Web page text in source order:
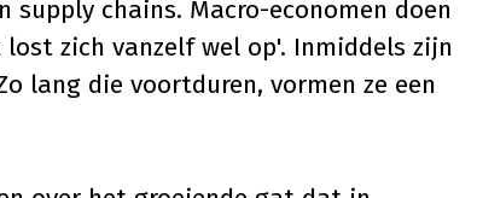
chains. Macro-economen doen
zich vanzelf wel op'. Inmiddels zijn
lang die voortduren, vormen ze een